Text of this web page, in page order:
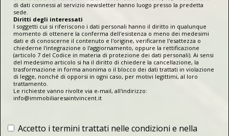
di dati connessi al servizio newsletter hanno luogo presso la predetta
sede.
Diritti degli interessati
I soggetti cui si riferiscono i dati personali hanno il diritto in qualunque
momento di ottenere la conferma dell'esistenza o meno dei medesimi
dati e di conoscerne il contenuto e l'origine, verificarne l'esattezza o
chiederne l'integrazione o l'aggiornamento, oppure la rettificazione
(articolo 7 del Codice in materia di protezione dei dati personali). Ai sensi
del medesimo articolo si ha il diritto di chiedere la cancellazione, la
trasformazione in forma anonima o il blocco dei dati trattati in violazione
di legge, nonché di opporsi in ogni caso, per motivi legittimi, al loro
trattamento.
Le richieste vanno rivolte via e-mail, all'indirizzo:
info@immobiliaresaintvincent.it
Accetto i termini trattati nelle condizioni e nella